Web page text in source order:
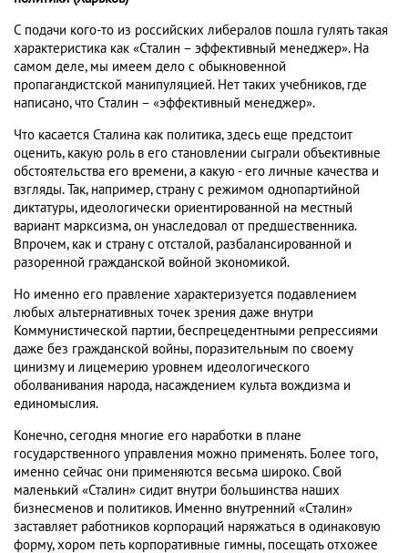
С подачи кого-то из российских либералов пошла гулять такая
характеристика как «Сталин – эффективный менеджер». На
самом деле, мы имеем дело с обыкновенной
пропагандистской манипуляцией. Нет таких учебников, где
написано, что Сталин – «эффективный менеджер».
Что касается Сталина как политика, здесь еще предстоит
оценить, какую роль в его становлении сыграли объективные
обстоятельства его времени, а какую - его личные качества и
взгляды. Так, например, страну с режимом однопартийной
диктатуры, идеологически ориентированной на местный
вариант марксизма, он унаследовал от предшественника.
Впрочем, как и страну с отсталой, разбалансированной и
разоренной гражданской войной экономикой.
Но именно его правление характеризуется подавлением
любых альтернативных точек зрения даже внутри
Коммунистической партии, беспрецедентными репрессиями
даже без гражданской войны, поразительным по своему
цинизму и лицемерию уровнем идеологического
оболванивания народа, насаждением культа вождизма и
единомыслия.
Конечно, сегодня многие его наработки в плане
государственного управления можно применять. Более того,
именно сейчас они применяются весьма широко. Свой
маленький «Сталин» сидит внутри большинства наших
бизнесменов и политиков. Именно внутренний «Сталин»
заставляет работников корпораций наряжаться в одинаковую
форму, хором петь корпоративные гимны, посещать отхожее